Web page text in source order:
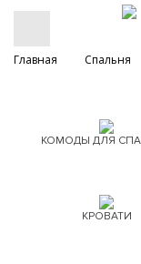
Главная Спальня
КОМОДЫ ДЛЯ
КРОВАТИ